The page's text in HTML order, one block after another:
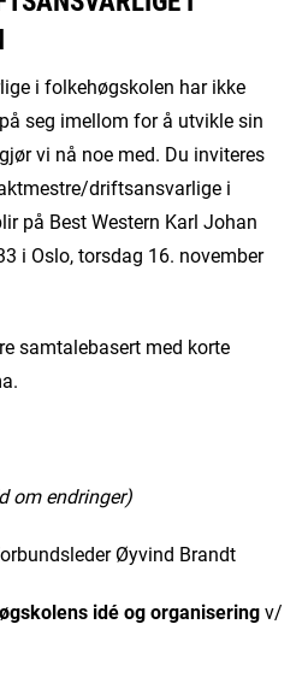
i folkehøgskolen har ikke
seg imellom for å utvikle sin
vi nå noe med. Du inviteres
driftsansvarlige i
på Best Western Karl Johan
i Oslo, torsdag 16. november
samtalebasert med korte
om endringer)
Øyvind Brandt
idé og organiseringv/